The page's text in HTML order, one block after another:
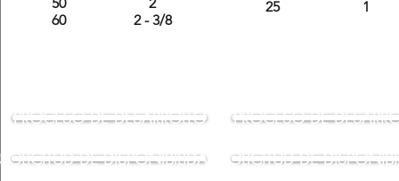
60​
2 - 3/8
PROCESO DE DESARROLLO
SOLICITUD DE DISPONIBILIDAD
25
1
PROCESO DE
SOLICITUD DE